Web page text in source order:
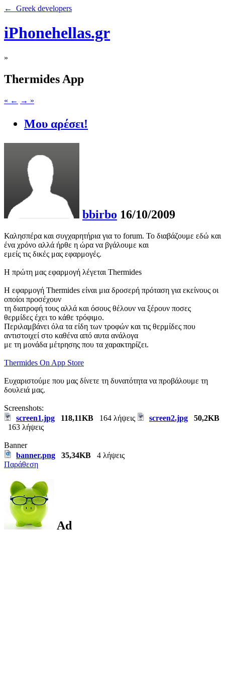
← Greek developers
iPhonehellas.gr
»
Thermides App
« ← → »
Μου αρέσει!
bbirbo 16/10/2009
Καλησπέρα και συγχαρητήρια για το forum. Το διαβάζουμε εδώ και
ένα χρόνο αλλά ήρθε η ώρα να βγάλουμε και
εμείς τις δικές μας εφαρμογές.
Η πρώτη μας εφαρμογή λέγεται Thermides
Η εφαρμογή Thermides είναι μια δροσερή πρόταση για εκείνους οι
οποίοι προσέχουν
τη διατροφή τους αλλά και όσους θέλουν να ξέρουν ποσες
θερμίδες έχει το κάθε τρόφιμο.
Περιλαμβάνει όλα τα είδη των τροφών και τις θερμίδες που
αντιστοιχεί στο καθένα από αυτα ανάλογα
με τη μονάδα μέτρησης που τα χαρακτηρίζει.
Thermides On App Store
Ευχαριστούμε που μας δίνετε τη δυνατότητα να προβάλουμε τη
δουλειά μας.
Screenshots:
screen1.jpg
118,11KB 164 λήψεις screen2.jpg
50,2KB
163 λήψεις
Banner
banner.png
35,34KB
4 λήψεις
Παράθεση
Ad